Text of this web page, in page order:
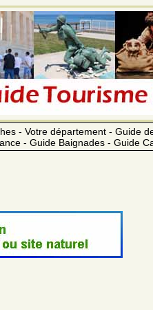
- Votre département - Guide
- Guide Baignades - Guide